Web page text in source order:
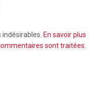
indésirables. En savoir plus
sont traitées.